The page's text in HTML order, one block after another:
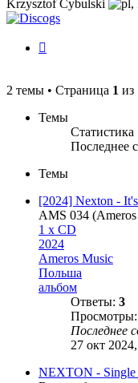
Krzysztof Cybulski ,
2 темы • Страница 1 из
Темы
Статистика
Последнее
Темы
[2024] Nexton -
AMS 034
1 x CD
2024
Ameros Music
Польша
альбом
Ответы: 3
Просмотры:
Последнее
27 окт
NEXTON - Single